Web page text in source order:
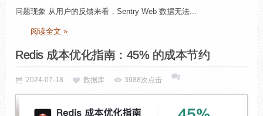
问题现象 从用户的反馈来看，Sentry Web 数据无法...
阅读全文 »
Redis 成本优化指南：45% 的成本节约
2024-07-18 数据库 3988次点击